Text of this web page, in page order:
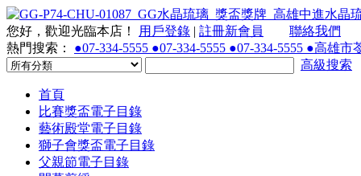
您好，歡迎光臨本店！ 用戶登錄 | 註冊新會員
聯絡我們
熱門搜索： ●07-334-5555 ●07-334-5555 ●07-334-5555 ●高雄
高級搜索
首頁
比賽獎盃電子目錄
藝術殿堂電子目錄
獅子會獎盃電子目錄
父親節電子目錄